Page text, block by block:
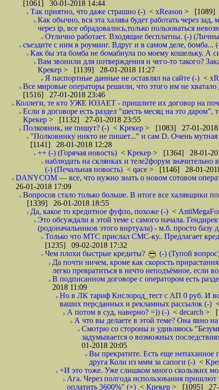
[1061] 30-01-2018 14:44
Так приятно, что даже страшно (-) < xReason > [1089]
Как обычно, вся эта халява будет работать через
через ip, все обрадовались,только пользоваться
Отлично работает. Входящие бесплатны. (-)
съездите с ним в роуминг. Вдруг и в самом деле, бомба...
Как бы эта бомба не бомабнула по моему кошельку. А
Вам звонили для потверждения и чего-то такого?
Крекер > [1139] 28-01-2018 11:27
Я паспортные данные не оставлял на сайте (-) <
Все мировые операторы решили, что этого им не
[1516] 27-01-2018 23:46
Коллеги, те кто УЖЕ ЮЗАЕТ - пришлите их договор на
Если в договоре есть раздел "шесть месяц на это даром",
Крекер > [1132] 27-01-2018 23:55
Полковник, не пишут? (-) < Крекер > [1083] 27-01-2018
"Полковнику никто не пишет..." и сам D. Очень
[1141] 28-01-2018 12:28
++ (-) (Горячая новость) < Крекер > [1364] 28-01-
наблюдать на склянках и теле2форум
(-) (Печальная новость) < qace > [1146] 28-01-
DANYCOM — все, что нужно знать о новом сотовом
26-01-2018 17:09
Вопросов стало только больше. В итоге все халявщики
[1339] 26-01-2018 18:55
Да, какое то кредитное фуфло, похоже (-) <
Это обсуждали в этой теме с самого начала.
(родоначальников этого виртуала) - м.б. просто
Только что МТС прислал СМС-ку.. Предлагает
[1235] 09-02-2018 17:32
Чем плохи быстрые кредиты?
(-) (Тупой
Да почти ничем, кроме как скорость
легко превратиться в нечто неподъёмное, если
В подписанном договоре с оператором есть
2018 11:09
Но в ЛК тариф Кислород_тест с АП 0 руб. И
ваших персданных и рекламных рассылок (-)
А потом в суд, наверно? =)) (-) < decarch >
А что вы делаете в этой теме? Она явно
Смотрю со стороны и удивляюсь
задумывается о возможных
01-2018 20:05
Вы прекратите. Есть еще непаханное
друга Коли из ммм за сапоги (-) <
+И это тоже. Уже слишком много скользких
Ага. Через полгода использования
оплатить 3600%" (+) < Крекер > [1095] 27-